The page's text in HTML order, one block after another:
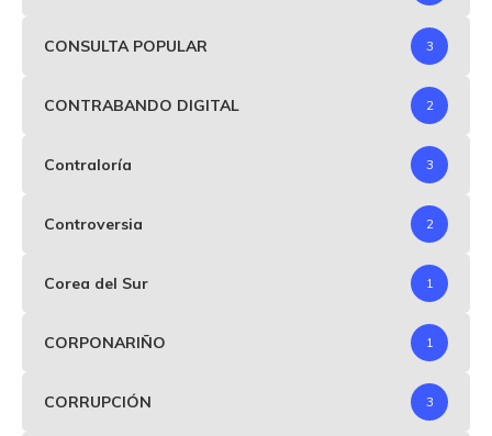
CONSULTA POPULAR 3
CONTRABANDO DIGITAL 2
Contraloría 3
Controversia 2
Corea del Sur 1
CORPONARIÑO 1
CORRUPCIÓN 3